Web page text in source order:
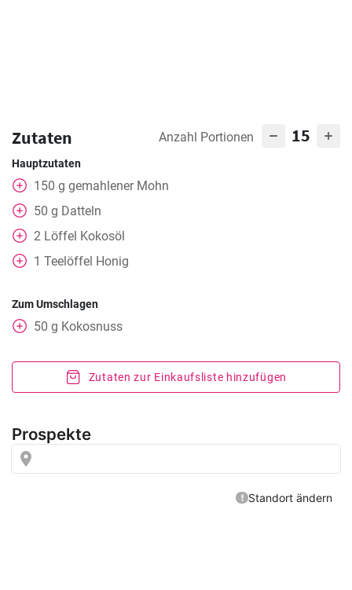
Zutaten Anzahl Portionen 15
Hauptzutaten
150 g gemahlener Mohn
50 g Datteln
2 Löffel Kokosöl
1 Teelöffel Honig
Zum Umschlagen
50 g Kokosnuss
Zutaten zur Einkaufsliste hinzufügen